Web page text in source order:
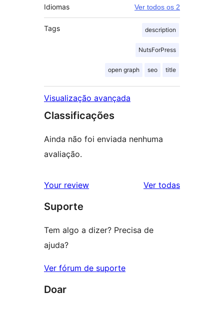
Idiomas Ver todos os 2
Tags description
NutsForPress
open graph seo title
Visualização avançada
Classificações
Ainda não foi enviada nenhuma
avaliação.
Your review Ver todasavaliações
Suporte
Tem algo a dizer? Precisa de
ajuda?
Ver fórum de suporte
Doar